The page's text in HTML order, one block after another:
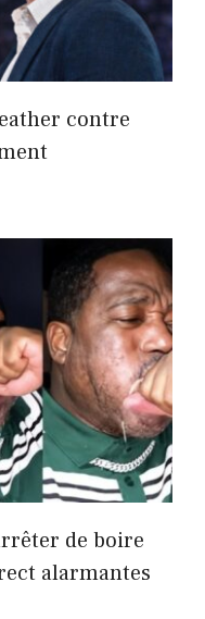
contre
de boire
alarmantes